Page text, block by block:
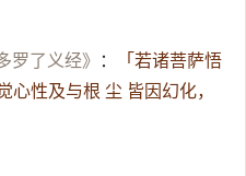
罗了义经》 ：
「若诸菩萨悟
心性及与根 尘 皆因幻化，